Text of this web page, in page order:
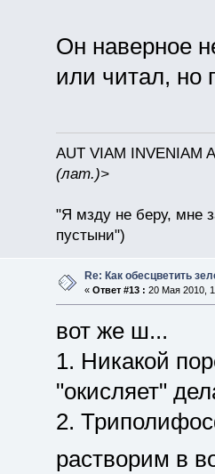
Он наверное
или читал, но
AUT VIAM INVENIAM
(лат.)>
"Я мзду не беру, мне
пустыни")
Re: Как обесцветить
« Ответ #13 : 20 Мая 2010,
вот же ш...
1. Никакой
"окисляет"
2.
растворим в